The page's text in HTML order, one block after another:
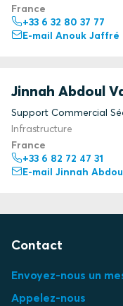
France
+33 6 32 80 37 77
E-mail Anouk Jaffré
Jinnah Abdoul
Support Commercial
Infrastructure
France
+33 6 82 72 47 31
E-mail Jinnah
Contact
Envoyez-nous un
Appelez-nous